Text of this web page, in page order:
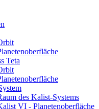
Teta
des Kalist-Systems
VI - Planetenoberfläche